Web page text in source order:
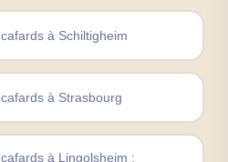
à Schiltigheim
à Strasbourg
à Lingolsheim :